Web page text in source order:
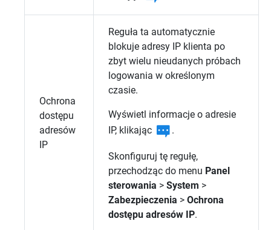
Ochrona
dostępu
adresów
IP
Reguła ta automatycznie
blokuje adresy IP klienta po
zbyt wielu nieudanych próbach
logowania w określonym
czasie.
Wyświetl informacje o adresie
IP, klikając
.
Skonfiguruj tę regułę,
przechodząc do menu Panel
sterowania > System >
Zabezpieczenia > Ochrona
dostępu adresów IP.